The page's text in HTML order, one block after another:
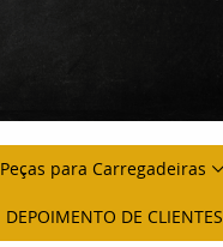
Peças para Carregadeiras
DEPOIMENTO DE CLIENTES